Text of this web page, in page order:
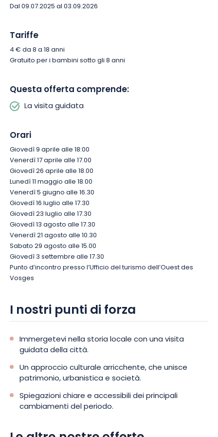
Dal 09.07.2025 al 03.09.2026
Tariffe
4 € da 8 a 18 anni
Gratuito per i bambini sotto gli 8 anni
Questa offerta comprende:
La visita guidata
Orari
Giovedì 9 aprile alle 18:00
Venerdì 17 aprile alle 17.00
Giovedì 26 aprile alle 18.00
Lunedì 11 maggio alle 18.00
Venerdì 5 giugno alle 16.30
Giovedì 16 luglio alle 17.30
Giovedì 23 luglio alle 17.30
Giovedì 13 agosto alle 17.30
Venerdì 21 agosto alle 10.30
Sabato 29 agosto alle 15.00
Giovedì 3 settembre alle 17.30
Punto d’incontro presso l’Ufficio del turismo dell’Ouest des
Vosges
I nostri punti di forza
Immergetevi nella storia locale con una visita
guidata della città.
Un approccio culturale arricchente, che unisce
patrimonio, urbanistica e società.
Spiegazioni chiare e accessibili dei principali
cambiamenti del periodo.